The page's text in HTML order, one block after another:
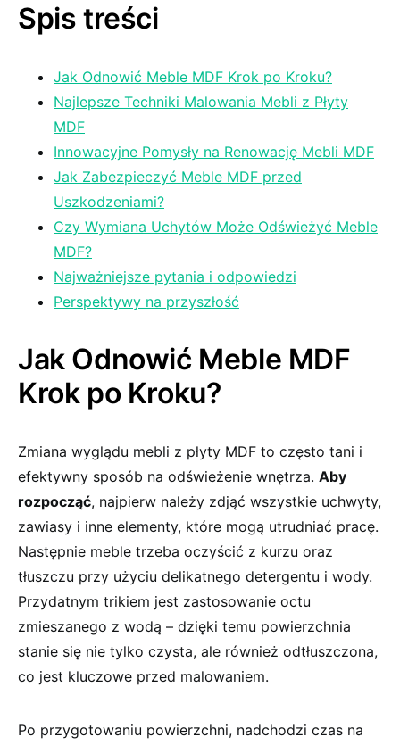
Spis treści
Jak Odnowić ​Meble MDF Krok po Kroku?
Najlepsze Techniki Malowania Mebli z Płyty
MDF
Innowacyjne Pomysły na Renowację Mebli MDF
Jak Zabezpieczyć Meble MDF przed​
Uszkodzeniami?
Czy Wymiana ⁤Uchytów Może Odświeżyć Meble
MDF?
Najważniejsze pytania i odpowiedzi
Perspektywy na przyszłość
Jak Odnowić Meble MDF
Krok po Kroku?
Zmiana wyglądu‌ mebli⁢ z płyty MDF to często tani i
efektywny sposób na odświeżenie wnętrza. Aby
rozpocząć, najpierw należy zdjąć wszystkie uchwyty,
zawiasy i inne elementy, które mogą utrudniać pracę.
Następnie meble​ trzeba oczyścić z kurzu oraz
tłuszczu przy użyciu delikatnego detergentu i wody.
Przydatnym trikiem jest zastosowanie octu
zmieszanego ‌z wodą – dzięki temu powierzchnia
stanie się nie tylko czysta, ale również odtłuszczona,
⁢co jest⁤ kluczowe⁢ przed malowaniem.
Po przygotowaniu powierzchni, nadchodzi czas na